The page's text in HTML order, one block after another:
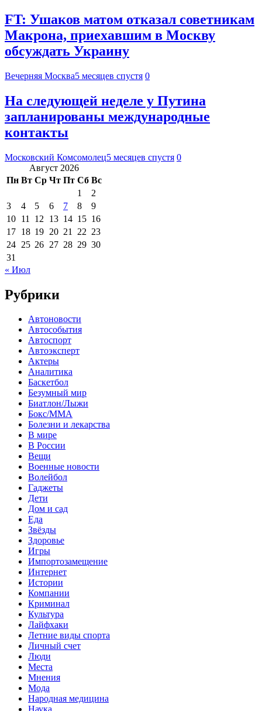
FT: Ушаков матом отказал советникам
Макрона, приехавшим в Москву
обсуждать Украину
Вечерняя Москва5 месяцев спустя 0
На следующей неделе у Путина
запланированы международные
контакты
Московский Комсомолец5 месяцев спустя 0
Август 2026
Пн Вт Ср Чт Пт Сб Вс
1
2
3
4 5 6 7 8
9
10 11 12 13 14 15 16
17 18 19 20 21 22 23
24 25 26 27 28 29 30
31
« Июл
Рубрики
Автоновости
Автособытия
Автоспорт
Автоэксперт
Актеры
Аналитика
Баскетбол
Безумный мир
Биатлон/Лыжи
Бокс/MMA
Болезни и лекарства
В мире
В России
Вещи
Военные новости
Волейбол
Гаджеты
Дети
Дом и сад
Еда
Звёзды
Здоровье
Игры
Импортозамещение
Интернет
Истории
Компании
Криминал
Культура
Лайфхаки
Летние виды спорта
Личный счет
Люди
Места
Мнения
Мода
Народная медицина